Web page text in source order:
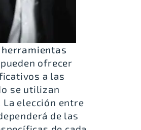
herramientas
ofrecer
a las
se utilizan
La elección entre
de las